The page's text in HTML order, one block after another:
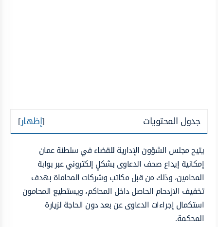
جدول المحتويات [إظهار]
يتيح مجلس الشؤون الإدارية للقضاء في سلطنة عمان
إمكانية إيداع صحف الدعاوى بشكلٍ إلكتروني عبر بوابة
المحامين، وذلك من قبل مكاتب وشركات المحاماة بهدف
تخفيف الازدحام الحاصل داخل المحاكم، ويستطيع المحامون
استكمال إجراءات الدعاوى عن بعد دون الحاجة لزيارة
المحكمة.